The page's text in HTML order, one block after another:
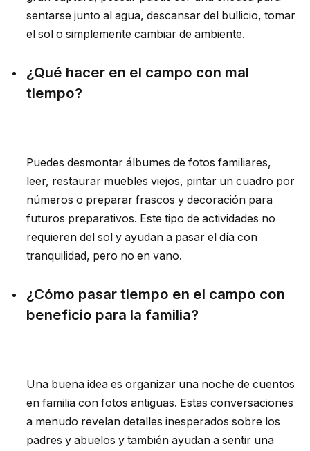
sentarse junto al agua, descansar del bullicio, tomar
el sol o simplemente cambiar de ambiente.
¿Qué hacer en el campo con mal
tiempo?
Puedes desmontar álbumes de fotos familiares,
leer, restaurar muebles viejos, pintar un cuadro por
números o preparar frascos y decoración para
futuros preparativos. Este tipo de actividades no
requieren del sol y ayudan a pasar el día con
tranquilidad, pero no en vano.
¿Cómo pasar tiempo en el campo con
beneficio para la familia?
Una buena idea es organizar una noche de cuentos
en familia con fotos antiguas. Estas conversaciones
a menudo revelan detalles inesperados sobre los
padres y abuelos y también ayudan a sentir una